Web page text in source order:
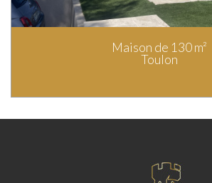
Maison de 130 m²
Toulon